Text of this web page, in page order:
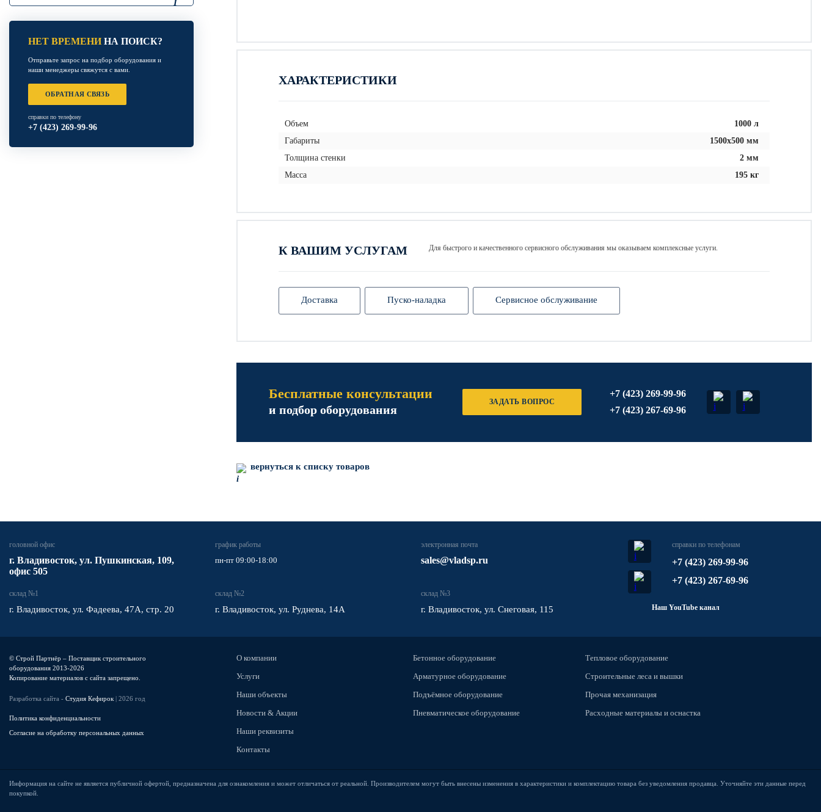
НЕТ ВРЕМЕНИНА ПОИСК?
Отправьте запрос на подбор оборудования и
наши менеджеры свяжутся с вами.
ОБРАТНАЯ СВЯЗЬ
справки по телефону
+7 (423) 269-99-96
ХАРАКТЕРИСТИКИ
Объем
1000 л
Габариты
1500х500 мм
Толщина стенки
2 мм
Масса
195 кг
К ВАШИМ УСЛУГАМ Для быстрого и качественного сервисного обслуживания мы оказываем комплексные услуги.
Доставка Пуско-наладка Сервисное обслуживание
Бесплатные консультации
и подбор оборудования
ЗАДАТЬ ВОПРОС
+7 (423) 269-99-96
+7 (423) 267-69-96
вернуться к списку товаров
головной офис
​г. Владивосток, ул. Пушкинская, 109,
офис 505
график работы
пн-пт 09:00-18:00
электронная почта
sales@vladsp.ru
склад №1
г. Владивосток, ул. Фадеева, 47А, стр. 20
склад №2
г. Владивосток, ул. Руднева, 14А
склад №3
г. Владивосток, ул. Снеговая, 115
справки по телефонам
+7 (423) 269-99-96
+7 (423) 267-69-96
Наш YouTube канал
© Строй Партнёр – Поставщик строительного
оборудования 2013-2026
Копирование материалов с сайта запрещено.
Разработка сайта - Студия Кефирок | 2026 год
Политика конфиденциальности
Согласие на обработку персональных данных
О компании
Услуги
Наши объекты
Новости & Акции
Наши реквизиты
Контакты
Бетонное оборудование
Арматурное оборудование
Подъёмное оборудование
Пневматическое оборудование
Тепловое оборудование
Строительные леса и вышки
Прочая механизация
Расходные материалы и оснастка
Информация на сайте не является публичной офертой, предназначена для ознакомления и может отличаться от реальной. Производителем могут быть внесены изменения в характеристики и комплектацию товара без уведомления продавца. Уточняйте эти данные перед
покупкой.